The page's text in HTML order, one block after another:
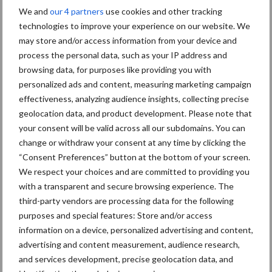
We and our 4 partners use cookies and other tracking
technologies to improve your experience on our website. We
may store and/or access information from your device and
process the personal data, such as your IP address and
browsing data, for purposes like providing you with
personalized ads and content, measuring marketing campaign
effectiveness, analyzing audience insights, collecting precise
geolocation data, and product development. Please note that
your consent will be valid across all our subdomains. You can
change or withdraw your consent at any time by clicking the
“Consent Preferences” button at the bottom of your screen.
We respect your choices and are committed to providing you
with a transparent and secure browsing experience. The
third-party vendors are processing data for the following
purposes and special features: Store and/or access
information on a device, personalized advertising and content,
advertising and content measurement, audience research,
and services development, precise geolocation data, and
verdient extra aandacht
Van onze partner Corteva
Inkuilen van eerste
grassnede voorlopig flinke
uitdaging
Van onze partner Corteva
Nieuwe zaadbehandeling
tegen ritnaalden haalt goede
resultaten
Themapagina's